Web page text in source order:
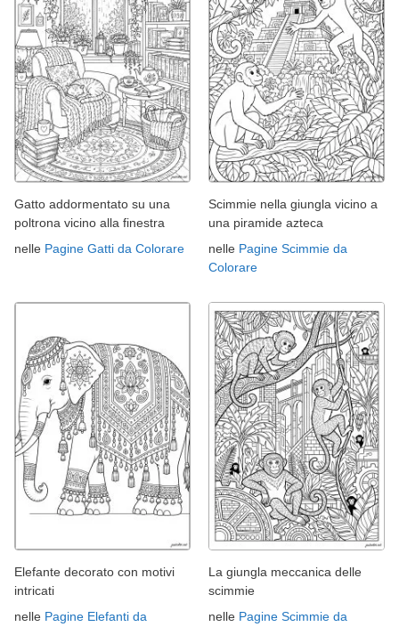
Gatto addormentato su una
poltrona vicino alla finestra
nelle Pagine Gatti da Colorare
Scimmie nella giungla vicino a
una piramide azteca
nelle Pagine Scimmie da
Colorare
Elefante decorato con motivi
intricati
nelle Pagine Elefanti da
La giungla meccanica delle
scimmie
nelle Pagine Scimmie da